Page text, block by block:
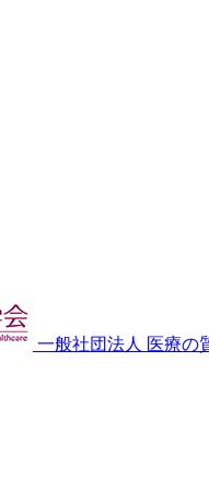
一般社団法人 医療の